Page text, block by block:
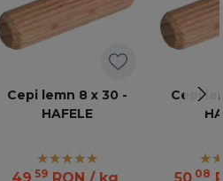
Cepi lemn 8 x 30 -
HAFELE
59
Cepi
08